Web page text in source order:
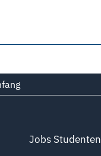
Jobs Studenten